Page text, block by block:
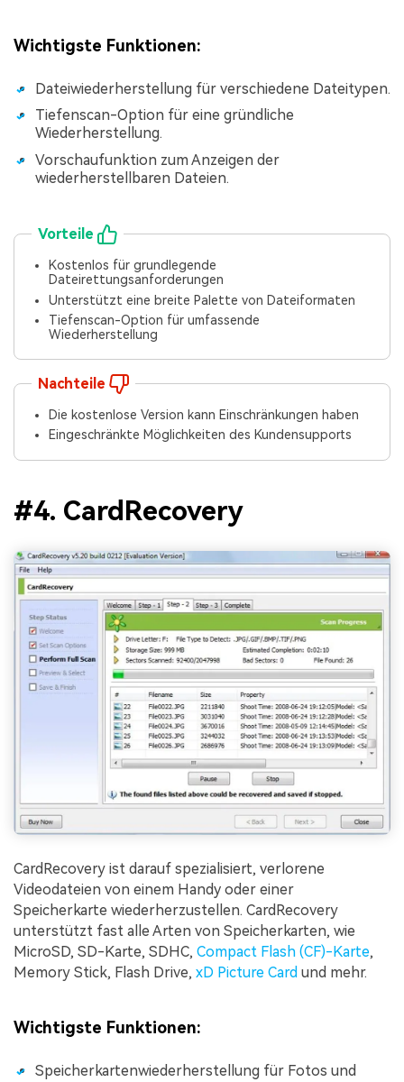
Wichtigste Funktionen:
Dateiwiederherstellung für verschiedene Dateitypen.
Tiefenscan-Option für eine gründliche
Wiederherstellung.
Vorschaufunktion zum Anzeigen der
wiederherstellbaren Dateien.
Vorteile
Kostenlos für grundlegende
Dateirettungsanforderungen
Unterstützt eine breite Palette von Dateiformaten
Tiefenscan-Option für umfassende
Wiederherstellung
Nachteile
Die kostenlose Version kann Einschränkungen haben
Eingeschränkte Möglichkeiten des Kundensupports
#4. CardRecovery
CardRecovery ist darauf spezialisiert, verlorene
Videodateien von einem Handy oder einer
Speicherkarte wiederherzustellen. CardRecovery
unterstützt fast alle Arten von Speicherkarten, wie
MicroSD, SD-Karte, SDHC, Compact Flash (CF)-Karte,
Memory Stick, Flash Drive, xD Picture Card und mehr.
Wichtigste Funktionen:
Speicherkartenwiederherstellung für Fotos und